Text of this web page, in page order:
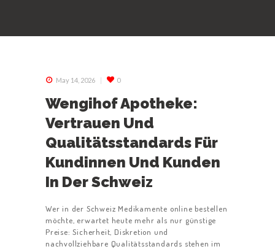
May 14, 2026 0
Wengihof Apotheke:
Vertrauen Und
Qualitätsstandards Für
Kundinnen Und Kunden
In Der Schweiz
Wer in der Schweiz Medikamente online bestellen
möchte, erwartet heute mehr als nur günstige
Preise: Sicherheit, Diskretion und
nachvollziehbare Qualitätsstandards stehen im